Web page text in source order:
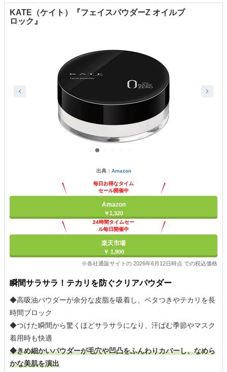
KATE（ケイト）『フェイスパウダーZ オイルブ
ロック』
出典： Amazon
毎日お得なタイム
セール開催中
Amazon
￥1,320
24時間タイムセー
ル毎日開催中
楽天市場
￥ 1,900
※各社通販サイトの 2026年6月12日時点 での税込価格
瞬間サラサラ！テカリを防ぐクリアパウダー
◆高吸油パウダーが余分な皮脂を吸着し、ベタつきやテカリを長
時間ブロック
◆つけた瞬間から驚くほどサラサラになり、汗ばむ季節やマスク
着用時も快適
◆きめ細かいパウダーが毛穴や凹凸をふんわりカバーし、なめら
かな美肌を演出